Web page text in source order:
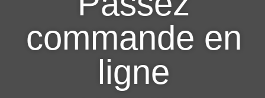
commande en
ligne